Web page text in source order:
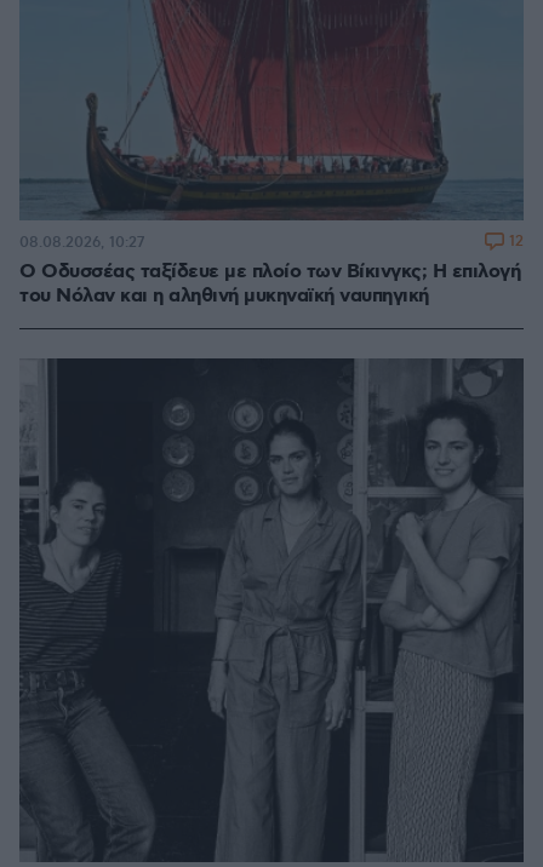
Ο Οδυσσέας ταξίδευε με πλοίο των Βίκινγκς; Η επιλογή
του Νόλαν και η αληθινή μυκηναϊκή ναυπηγική
08.08.2026, 10:27 12